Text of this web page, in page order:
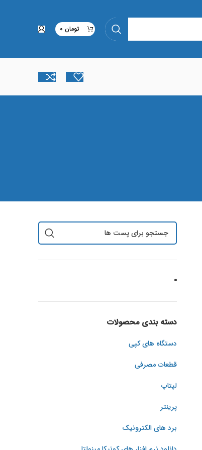
تومان
دسته بندی محصولات
دستگاه های کپی
قطعات مصرفی
لپتاپ
پرینتر
برد های الکترونیک